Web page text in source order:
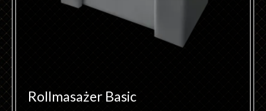
Rollmasażer Basic